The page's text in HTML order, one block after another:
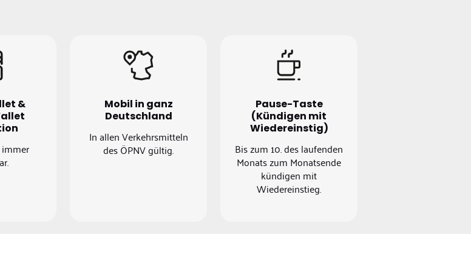
&
Mobil in ganz
Deutschland
In allen Verkehrsmitteln
des ÖPNV gültig.
Pause-Taste
(Kündigen mit
Wiedereinstig)
Bis zum 10. des laufenden
Monats zum Monatsende
kündigen mit
Wiedereinstieg.